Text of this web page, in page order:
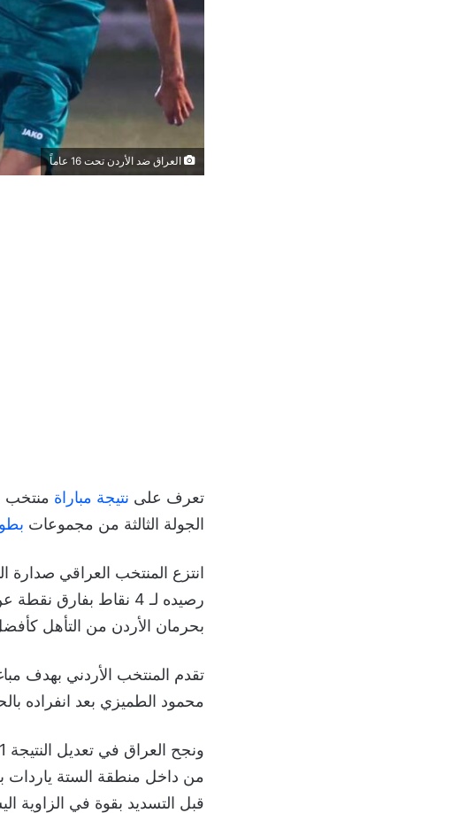
العراق ضد الأردن تحت 16 عاماً
تعرف على نتيجة مباراة
الجولة الثالثة من مجموعات
رصيده لـ 4 نقاط
بحرمان الأردن من التأهل
محمود الطميزي بعد انفراده
من داخل منطقة الستة ياردات
قبل التسديد بقوة في الزاوية